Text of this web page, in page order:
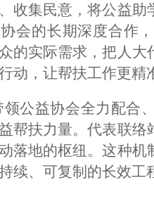
收集民意，将公益
会的长期深度合作
的实际需求，把人
动，让帮扶工作更精
领公益协会全力配合
帮扶力量。代表联
落地的枢纽。这种
续、可复制的长效工